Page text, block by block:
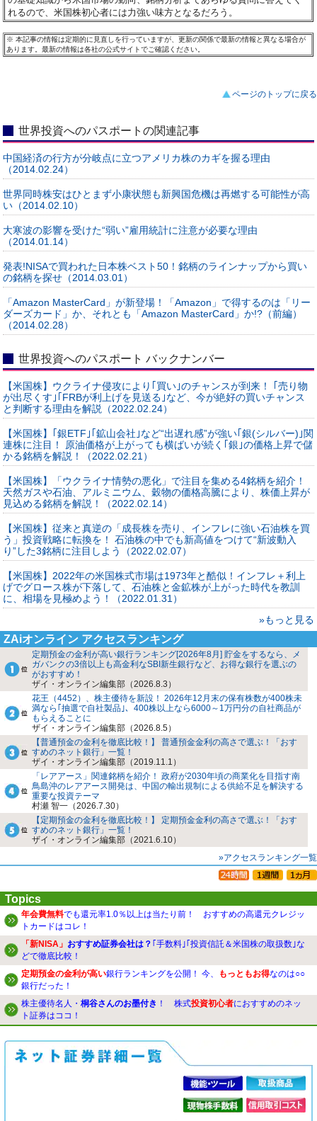
れるので、米国株初心者には力強い味方となるだろう。
※本記事の情報は定期的に見直しを行っていますが、更新の関係で最新の情報と異なる場合が
あります。最新の情報は各社の公式サイトでご確認ください。
ページのトップに戻る
世界投資へのパスポートの関連記事
中国経済の行方が分岐点に立つアメリカ株のカギを握る理由
（2014.02.24）
世界同時株安はひとまず小康状態も新興国危機は再燃する可能性が高
い（2014.02.10）
大寒波の影響を受けた“弱い”雇用統計に注意が必要な理由
（2014.01.14）
発表!NISAで買われた日本株ベスト50！銘柄のラインナップから買い
の銘柄を探せ（2014.03.01）
「Amazon MasterCard」が新登場！「Amazon」で得するのは「リー
ダーズカード」か、それとも「Amazon MasterCard」か!?（前編）
（2014.02.28）
世界投資へのパスポート バックナンバー
【米国株】ウクライナ侵攻により｢買い｣のチャンスが到来！ ｢売り物
が出尽くす｣｢FRBが利上げを見送る｣など、今が絶好の買いチャンス
と判断する理由を解説（2022.02.24）
【米国株】｢銀ETF｣｢鉱山会社｣など“出遅れ感”が強い｢銀(シルバー)｣関
連株に注目！ 原油価格が上がっても横ばいが続く｢銀｣の価格上昇で儲
かる銘柄を解説！（2022.02.21）
【米国株】「ウクライナ情勢の悪化」で注目を集める4銘柄を紹介！
天然ガスや石油、アルミニウム、穀物の価格高騰により、株価上昇が
見込める銘柄を解説！（2022.02.14）
【米国株】従来と真逆の「成長株を売り、インフレに強い石油株を買
う」投資戦略に転換を！ 石油株の中でも新高値をつけて“新波動入
り”した3銘柄に注目しよう（2022.02.07）
【米国株】2022年の米国株式市場は1973年と酷似！インフレ＋利上
げでグロース株が下落して、石油株と金鉱株が上がった時代を教訓
に、相場を見極めよう！（2022.01.31）
»もっと見る
ZAiオンライン アクセスランキング
定期預金の金利が高い銀行ランキング[2026年8月] 貯金をするなら、メ
ガバンクの3倍以上も高金利なSBI新生銀行など、お得な銀行を選ぶの
がおすすめ！
ザイ・オンライン編集部（2026.8.3）
花王（4452）、株主優待を新設！ 2026年12月末の保有株数が400株未
満なら｢抽選で自社製品｣、400株以上なら6000～1万円分の自社商品が
もらえることに
ザイ・オンライン編集部（2026.8.5）
【普通預金の金利を徹底比較！】 普通預金金利の高さで選ぶ！「おす
すめのネット銀行」一覧！
ザイ・オンライン編集部（2019.11.1）
「レアアース」関連銘柄を紹介！ 政府が2030年頃の商業化を目指す南
鳥島沖のレアアース開発は、中国の輸出規制による供給不足を解決する
重要な投資テーマ
村瀬 智一（2026.7.30）
【定期預金の金利を徹底比較！】 定期預金金利の高さで選ぶ！「おす
すめのネット銀行」一覧！
ザイ・オンライン編集部（2021.6.10）
»アクセスランキング一覧
Topics
年会費無料でも還元率1.0％以上は当たり前！ おすすめの高還元クレジッ
トカードはコレ！
「新NISA」 おすすめ証券会社は？ ｢手数料｣｢投資信託＆米国株の取扱数｣な
どで徹底比較！
定期預金の金利が高い銀行ランキングを公開！ 今、 もっともお得なのは○○
銀行だった！
株主優待名人・ 桐谷さんのお墨付き ！ 株式投資初心者におすすめのネッ
ト証券はココ！